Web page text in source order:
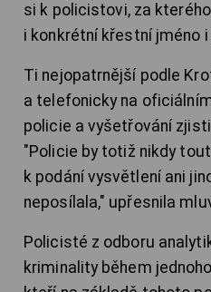
si k policistovi, za
i konkrétní křestní jméno
Ti nejopatrnější podle
a telefonicky na
policie a vyšetřování
"Policie by totiž nikdy
k podání vysvětlení ani
neposílala," upřesnila
Policisté z odboru
kriminality během